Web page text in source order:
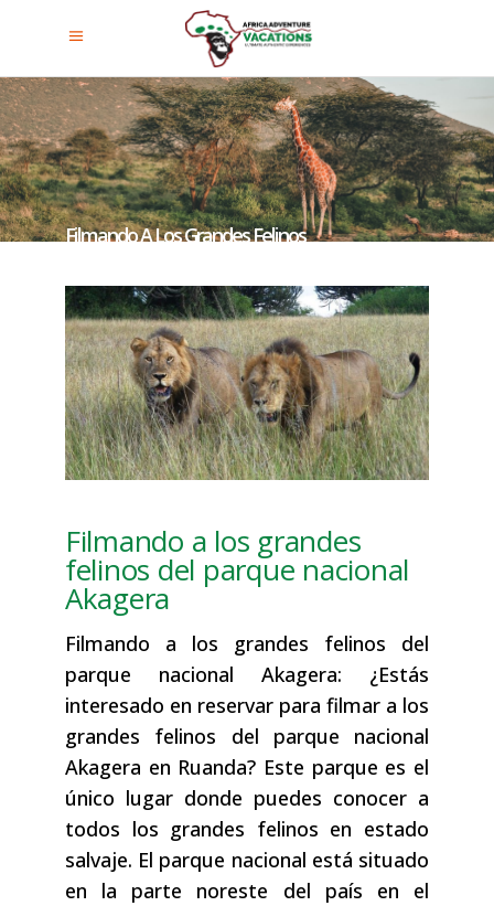
Filmando A Los Grandes Felinos
Del Parque Nacional Akagera
Filmando a los grandes
felinos del parque nacional
Akagera
Filmando a los grandes felinos del
parque nacional Akagera: ¿Estás
interesado en reservar para filmar a los
grandes felinos del parque nacional
Akagera en Ruanda? Este parque es el
único lugar donde puedes conocer a
todos los grandes felinos en estado
salvaje. El parque nacional está situado
en la parte noreste del país en el